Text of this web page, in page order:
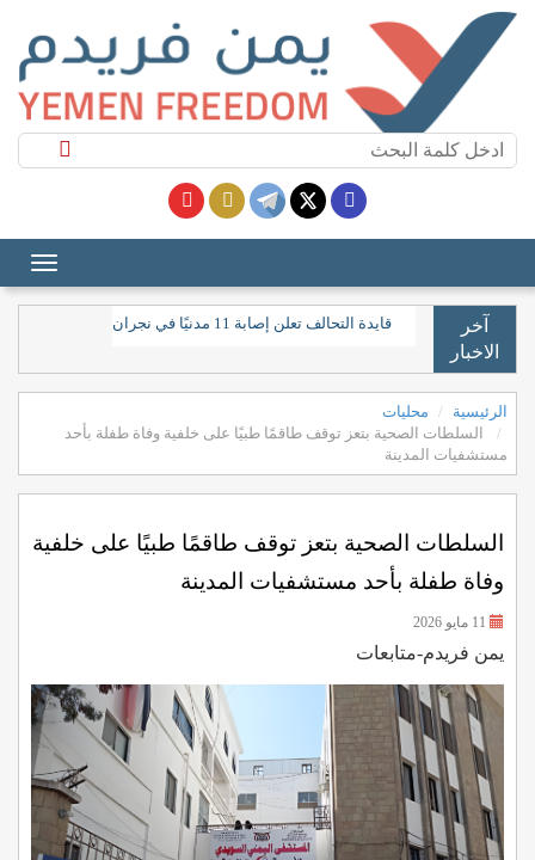
آخر
الاخبار
قايدة التحالف تعلن إصابة 11 مدنيًا في نجران جراء "اعتداءات حوثية"
الرئيسية
محليات
السلطات الصحية بتعز توقف طاقمًا طبيًا على خلفية وفاة طفلة بأحد
مستشفيات المدينة
السلطات الصحية بتعز توقف طاقمًا طبيًا على خلفية
وفاة طفلة بأحد مستشفيات المدينة
يمن فريدم-متابعات